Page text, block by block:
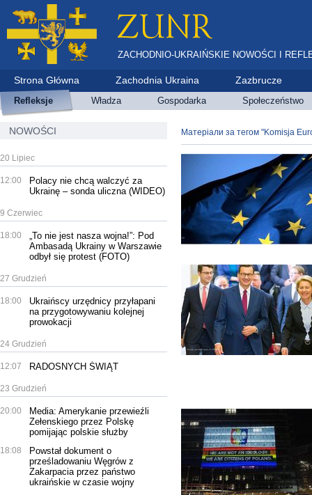
ZACHODNIO-UKRAIŃSKIE NOWOŚCI I
Strona Główna Zachodnia Ukraina Zazbrucze
Refleksje Władza Gospodarka Społeczeństwo
NOWOŚCI
20 Lipiec
12:00
Polacy nie chcą walczyć za
Ukrainę – sonda uliczna (WIDEO)
9 Czerwiec
18:00
„To nie jest nasza wojna!”: Pod
Ambasadą Ukrainy w Warszawie
odbył się protest (FOTO)
27 Grudzień
18:00
Ukraińscy urzędnicy przyłapani
na przygotowywaniu kolejnej
prowokacji
24 Grudzień
12:07 RADOSNYCH ŚWIĄT
23 Grudzień
20:00
Media: Amerykanie przewieźli
Zełenskiego przez Polskę
pomijając polskie służby
18:08
Powstał dokument o
prześladowaniu Węgrów z
Zakarpacia przez państwo
ukraińskie w czasie wojny
Матеріали за тегом "Komisja